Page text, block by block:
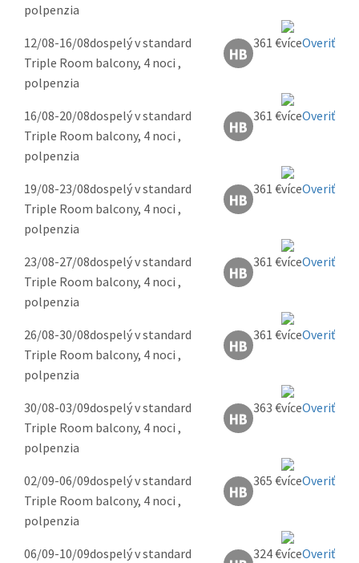
polpenzia
12/08-16/08dospelý v standard
Triple Room balcony, 4 noci ,
polpenzia
361 € Overiť
16/08-20/08dospelý v standard
Triple Room balcony, 4 noci ,
polpenzia
361 € Overiť
19/08-23/08dospelý v standard
Triple Room balcony, 4 noci ,
polpenzia
361 € Overiť
23/08-27/08dospelý v standard
Triple Room balcony, 4 noci ,
polpenzia
361 € Overiť
26/08-30/08dospelý v standard
Triple Room balcony, 4 noci ,
polpenzia
361 € Overiť
30/08-03/09dospelý v standard
Triple Room balcony, 4 noci ,
polpenzia
363 € Overiť
02/09-06/09dospelý v standard
Triple Room balcony, 4 noci ,
polpenzia
365 € Overiť
06/09-10/09dospelý v standard
324 € Overiť